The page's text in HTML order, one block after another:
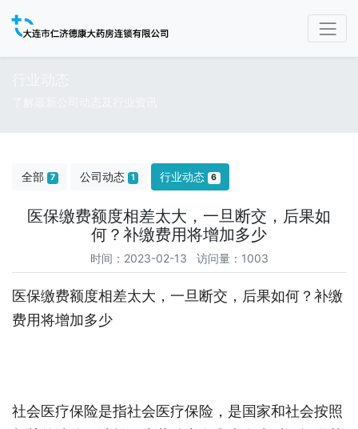
全部 7 公司动态 1 行业动态 6
医保缴费额度相差太大，一旦断交，后果如
何？补缴费用将增加多少
时间：2023-02-13 访问量：1003
医保缴费额度相差太大，一旦断交，后果如何？补缴
费用将增加多少
社会医疗保险是指社会医疗保险，是国家和社会按照